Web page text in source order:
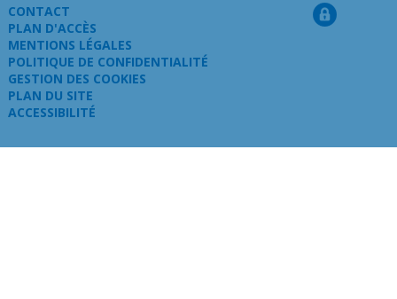
CONTACT
PLAN D'ACCÈS
MENTIONS LÉGALES
POLITIQUE DE CONFIDENTIALITÉ
GESTION DES COOKIES
PLAN DU SITE
ACCESSIBILITÉ